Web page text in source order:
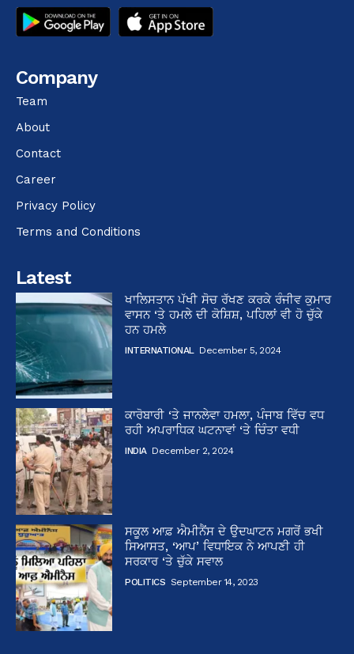
Company
Team
About
Contact
Career
Privacy Policy
Terms and Conditions
Latest
ਖਾਲਿਸਤਾਨ ਪੱਖੀ ਸੋਚ ਰੱਖਣ ਕਰਕੇ ਰੰਜੀਵ ਕੁਮਾਰ
ਵਾਸਨ ‘ਤੇ ਹਮਲੇ ਦੀ ਕੋਸ਼ਿਸ਼, ਪਹਿਲਾਂ ਵੀ ਹੋ ਚੁੱਕੇ
ਹਨ ਹਮਲੇ
INTERNATIONAL December 5, 2024
ਕਾਰੋਬਾਰੀ ‘ਤੇ ਜਾਨਲੇਵਾ ਹਮਲਾ, ਪੰਜਾਬ ਵਿੱਚ ਵਧ
ਰਹੀ ਅਪਰਾਧਿਕ ਘਟਨਾਵਾਂ ‘ਤੇ ਚਿੰਤਾ ਵਧੀ
INDIA December 2, 2024
ਸਕੂਲ ਆਫ਼ ਐਮੀਨੈਂਸ ਦੇ ਉਦਘਾਟਨ ਮਗਰੋਂ ਭਖੀ
ਸਿਆਸਤ, ‘ਆਪ’ ਵਿਧਾਇਕ ਨੇ ਆਪਣੀ ਹੀ
ਸਰਕਾਰ ‘ਤੇ ਚੁੱਕੇ ਸਵਾਲ
POLITICS September 14, 2023